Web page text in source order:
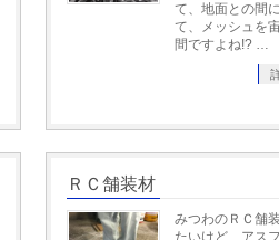
て、地面との間
て、メッシュを
間ですよね!? …
ＲＣ舗装材
みつわのＲＣ舗
たいけど、アス